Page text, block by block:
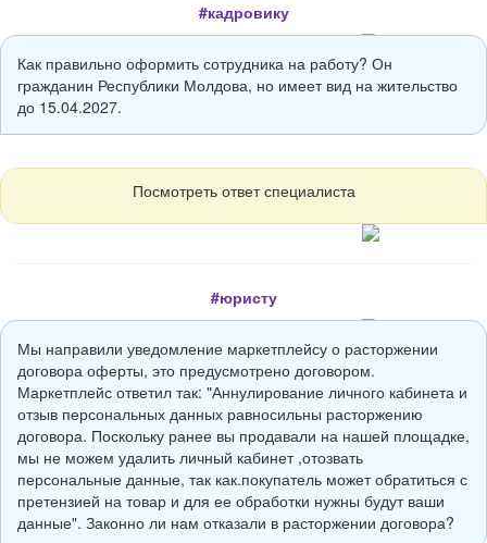
#кадровику
Как правильно оформить сотрудника на работу? Он
гражданин Республики Молдова, но имеет вид на жительство
до 15.04.2027.
Посмотреть ответ специалиста
#юристу
Мы направили уведомление маркетплейсу о расторжении
договора оферты, это предусмотрено договором.
Маркетплейс ответил так: "Аннулирование личного кабинета и
отзыв персональных данных равносильны расторжению
договора. Поскольку ранее вы продавали на нашей площадке,
мы не можем удалить личный кабинет ,отозвать
персональные данные, так как.покупатель может обратиться с
претензией на товар и для ее обработки нужны будут ваши
данные". Законно ли нам отказали в расторжении договора?